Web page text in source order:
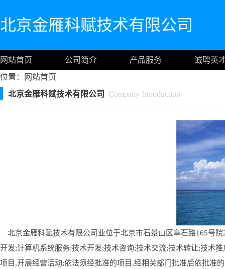
北京金雁科赋技术有限公司
网站首页 公司简介 产品服务
诚聘英
位置：
网站首页
北京金雁科赋技术有限公司
Company Introduction
北京金雁科赋技术有限公司业位于北京市石景山区阜石路165号
开发;计算机系统服务;技术开发;技术咨询;技术交流;技术转让;技术
项目,开展经营活动;依法须经批准的项目,经相关部门批准后依批准